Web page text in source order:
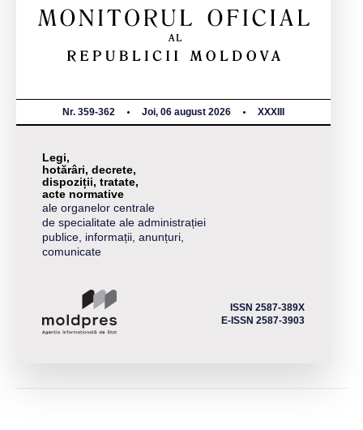
Nr. 359-362 Joi, 06 august 2026 XXXIII
Legi,
hotărâri, decrete,
dispoziții, tratate,
acte normative
ale organelor centrale
de specialitate ale administrației
publice, informații, anunțuri,
comunicate
ISSN 2587-389X
E-ISSN 2587-3903